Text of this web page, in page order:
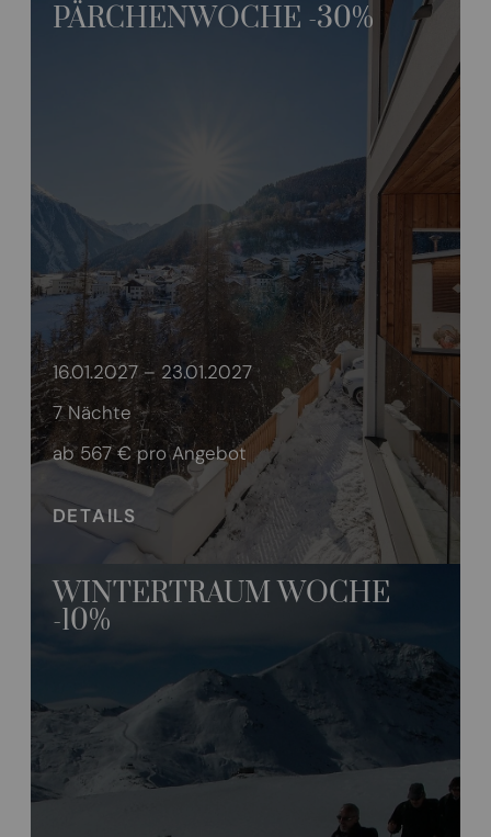
PÄRCHENWOCHE -30%
16.01.2027 – 23.01.2027
7 Nächte
ab 567 €pro Angebot
DETAILS
WINTERTRAUM WOCHE
-10%